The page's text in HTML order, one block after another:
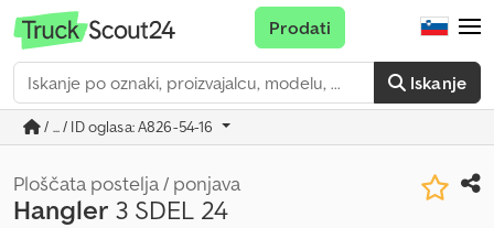
Iskanje
Prodati
/ ... / ID oglasa: A826-54-16
Ploščata postelja / ponjava
Hangler 3 SDEL 24